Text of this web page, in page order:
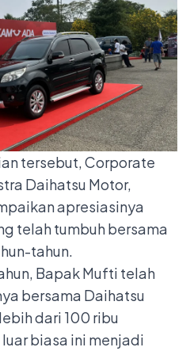
tersebut, Corporate
Daihatsu Motor,
apresiasinya
telah tumbuh bersama
tahun.
Bapak Mufti telah
bersama Daihatsu
dari 100 ribu
biasa ini menjadi